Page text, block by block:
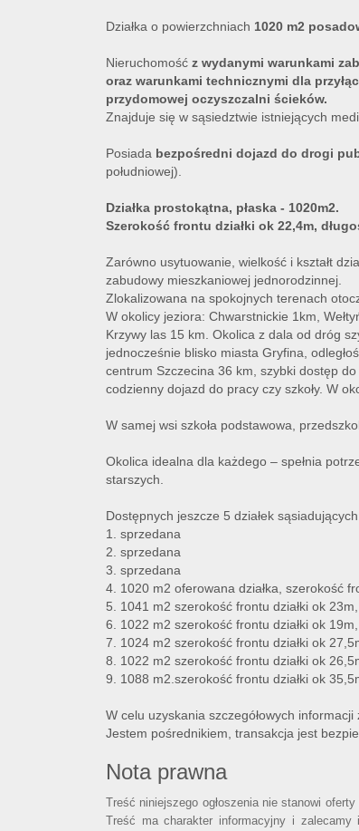
Działka o powierzchniach 1020 m2
Nieruchomość z wydanymi warunkami
oraz warunkami technicznymi dla
przydomowej oczyszczalni ścieków.
Znajduje się w sąsiedztwie istniejących
Posiada bezpośredni dojazd do drogi
południowej).
Działka prostokątna, płaska - 1020m2.
Szerokość frontu działki ok 22,4m,
Zarówno usytuowanie, wielkość i kształt
zabudowy mieszkaniowej jednorodzinnej.
Zlokalizowana na spokojnych terenach
W okolicy jeziora: Chwarstnickie 1km,
Krzywy las 15 km. Okolica z dala od dróg
jednocześnie blisko miasta Gryfina,
centrum Szczecina 36 km, szybki dostęp
codzienny dojazd do pracy czy szkoły. W
W samej wsi szkoła podstawowa,
Okolica idealna dla każdego – spełnia
starszych.
Dostępnych jeszcze 5 działek
1. sprzedana
2. sprzedana
3. sprzedana
4. 1020 m2 oferowana działka, szerokość
5. 1041 m2 szerokość frontu działki ok 23m,
6. 1022 m2 szerokość frontu działki ok 19m,
7. 1024 m2 szerokość frontu działki ok
8. 1022 m2 szerokość frontu działki ok
9. 1088 m2.szerokość frontu działki ok
W celu uzyskania szczegółowych informacji
Jestem pośrednikiem, transakcja jest
Nota prawna
Treść niniejszego ogłoszenia nie stanowi
Treść ma charakter informacyjny i